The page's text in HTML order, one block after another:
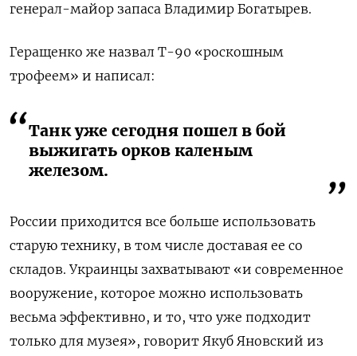
генерал-майор запаса Владимир Богатырев.
Геращенко же назвал Т-90 «роскошным
трофеем» и написал:
Танк уже сегодня пошел в бой
выжигать орков каленым
железом.
России приходится все больше использовать
старую технику, в том числе доставая ее со
складов. Украинцы захватывают «и современное
вооружение, которое можно использовать
весьма эффективно, и то, что уже подходит
только для музея», говорит Якуб Яновский из